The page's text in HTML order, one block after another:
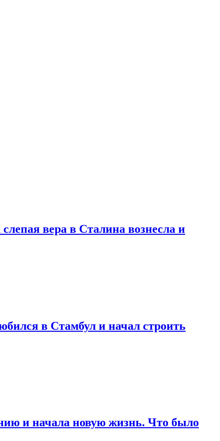
вера в Сталина вознесла и
в Стамбул и начал строить
и начала новую жизнь. Что было